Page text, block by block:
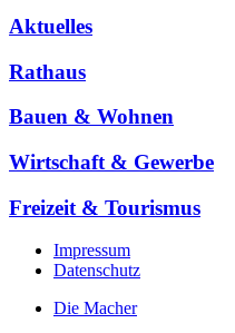
Aktuelles
Rathaus
Bauen & Wohnen
Wirtschaft & Gewerbe
Freizeit & Tourismus
Impressum
Datenschutz
Die Macher